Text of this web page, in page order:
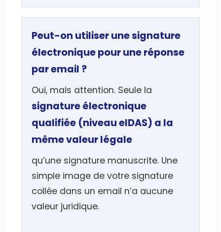
Peut-on utiliser une signature
électronique pour une réponse
par email ?
Oui, mais attention. Seule la
signature électronique
qualifiée (niveau eIDAS) a la
même valeur légale
qu’une signature manuscrite. Une
simple image de votre signature
collée dans un email n’a aucune
valeur juridique.